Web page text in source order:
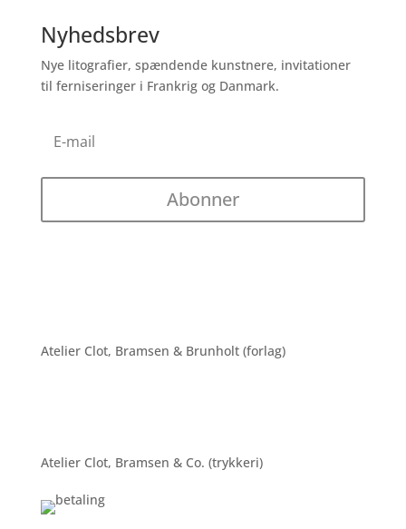
Nyhedsbrev
Nye litografier, spændende kunstnere, invitationer
til ferniseringer i Frankrig og Danmark.
Abonner
Atelier Clot, Bramsen & Brunholt (forlag)
Atelier Clot, Bramsen & Co. (trykkeri)